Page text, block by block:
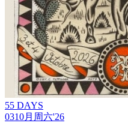
55 DAYS
0310月 周六'26